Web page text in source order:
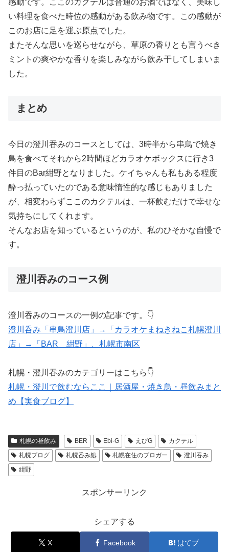
感動です。ここのカクテルは普通のお酒ではなく、美味し
い料理を食べた時位の感動がある飲み物です。この感動が
このお店に足を運ぶ原点でした。
またそんな思いを巡らせながら、草原の香りとも言うべき
ミントの爽やかな香りを楽しみながら飲み干してしまいま
した。
まとめ
今日の澄川吞みのコースとしては、3時半から串鳥で焼き
鳥を食べてそれから2時間ほどカラオケボックスに行き3
件目のBar紺野となりました。ケイちゃんも私もある程度
酔っ払っていたのである意味惰性的な感じもありました
が、相変わらずここのカクテルは、一杯飲むだけで幸せな
気持ちにしてくれます。
そんなお店を知っているというのが、私のひそかな自慢で
す。
澄川吞みのコース例
澄川吞みのコースの一例の記事です。👇
澄川呑み「串鳥澄川店」→「カラオケまねきねこ札幌澄川
店」→「BAR 紺野」、札幌市南区
札幌・澄川吞みのカテゴリーはこちら👇
札幌・澄川で飲むならここ｜居酒屋・焼き鳥・昼飲みまと
め【実食ブログ】
札幌の昼飲み BER Ebi-G えびG
カクテル
札幌ブログ
札幌呑み処 札幌在住のブロガー
澄川吞み
紺野
スポンサーリンク
シェアする
X Facebook はてブ